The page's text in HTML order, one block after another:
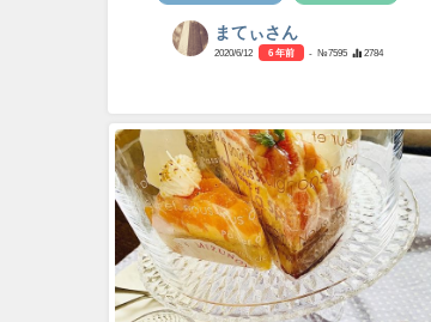
まてぃさん
2020/6/12 6 年前 - №7595 2784